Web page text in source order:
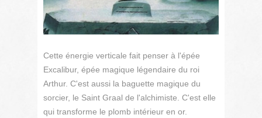
Cette énergie verticale fait penser à l'épée
Excalibur, épée magique légendaire du roi
Arthur. C'est aussi la baguette magique du
sorcier, le Saint Graal de l'alchimiste. C'est elle
qui transforme le plomb intérieur en or.